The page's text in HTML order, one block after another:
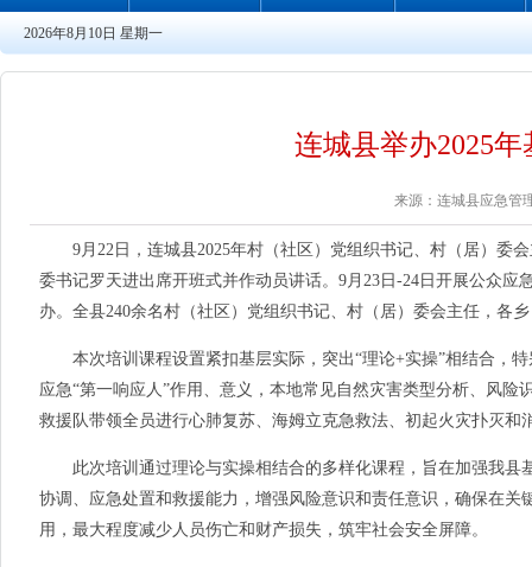
连城县举办2025
来源：连城县应急管
9月22日，连城县2025年村（社区）党组织书记、村（居）委会
委书记罗天进出席开班式并作动员讲话。9月23日-24日开展公众
办。全县240余名村（社区）党组织书记、村（居）委会主任，各
本次培训课程设置紧扣基层实际，突出“理论+实操”相结合，特
应急“第一响应人”作用、意义，本地常见自然灾害类型分析、风
救援队带领全员进行心肺复苏、海姆立克急救法、初起火灾扑灭和
此次培训通过理论与实操相结合的多样化课程，旨在加强我县
协调、应急处置和救援能力，增强风险意识和责任意识，确保在
用，最大程度减少人员伤亡和财产损失，筑牢社会安全屏障。